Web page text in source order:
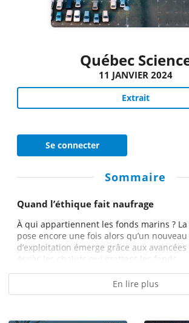
Québec
11 JANVIER 2024
Extrait
Se connecter
Sommaire
Quand l’éthique fait naufrage
À qui appartiennent les fonds marins ?
pose encore une fois alors qu’un
d’exploitation émerge grâce aux
Après les chaluts qui grattent les fonds...
En lire plus